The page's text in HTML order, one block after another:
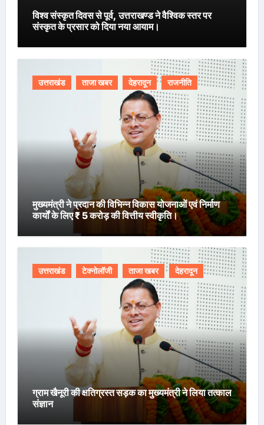
विश्व संस्कृत दिवस से पूर्व, उत्तराखण्ड ने वैश्विक स्तर पर
संस्कृत के प्रसार को दिया नया आयाम।
उत्तराखंड ताजा खबर देहरादून राजनीति
मुख्यमंत्री ने प्रदान की विभिन्न विकास योजनाओं एवं निर्माण
कार्यों के लिए ₹ 5 करोड़ की वित्तीय स्वीकृति।
उत्तराखंड टेक्नोलॉजी ताजा खबर देहरादून
ग्राम खैनूरी की क्षतिग्रस्त सड़क का मुख्यमंत्री ने लिया तत्काल
संज्ञान